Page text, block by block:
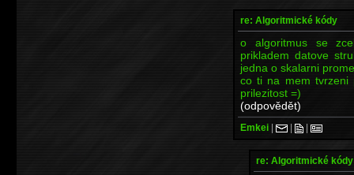
re: Algoritmické kódy
o algoritmus se
prikladem datove
jedna o skalarni
co ti na mem tvrzeni
prilezitost =)
(odpovědět)
Emkei | | |
re: Algoritmické kódy